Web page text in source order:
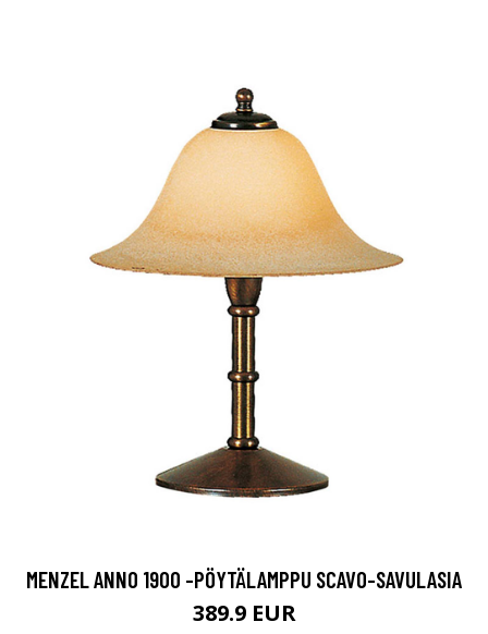
MENZEL ANNO 1900 -PÖYTÄLAMPPU SCAVO-SAVULASIA
389.9 EUR